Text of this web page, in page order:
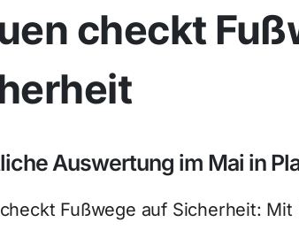
checkt
Auswertung im Mai in
Fußwege auf Sicherheit: